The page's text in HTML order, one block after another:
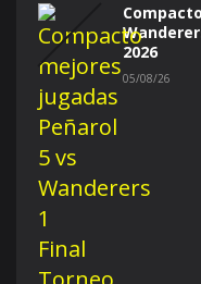
2026
05/08/26